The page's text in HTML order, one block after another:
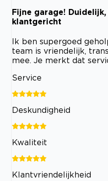
Fijne garage!
klantgericht
Ik ben supergoed
team is vriendelijk,
mee. Je merkt dat
Service
Deskundigheid
Kwaliteit
Klantvriendelijkheid